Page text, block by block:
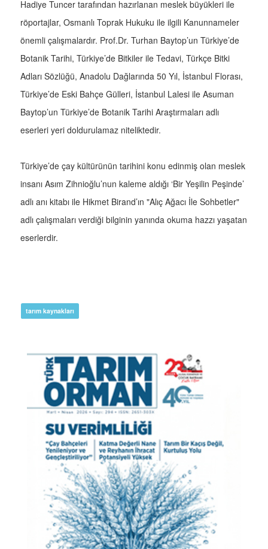
Hadiye Tuncer tarafından hazırlanan meslek büyükleri ile
röportajlar, Osmanlı Toprak Hukuku ile ilgili Kanunnameler
önemli çalışmalardır. Prof.Dr. Turhan Baytop’un Türkiye’de
Botanik Tarihi, Türkiye’de Bitkiler ile Tedavi, Türkçe Bitki
Adları Sözlüğü, Anadolu Dağlarında 50 Yıl, İstanbul Florası,
Türkiye’de Eski Bahçe Gülleri, İstanbul Lalesi ile Asuman
Baytop’un Türkiye’de Botanik Tarihi Araştırmaları adlı
eserleri yeri doldurulamaz niteliktedir.
Türkiye’de çay kültürünün tarihini konu edinmiş olan meslek
insanı Asım Zihnioğlu’nun kaleme aldığı ‘Bir Yeşilin Peşinde’
adlı anı kitabı ile Hikmet Birand’ın "Alıç Ağacı İle Sohbetler"
adlı çalışmaları verdiği bilginin yanında okuma hazzı yaşatan
eserlerdir.
tarım kaynakları